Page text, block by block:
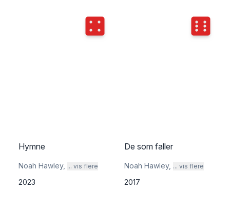
Terningkast
Hymne
Noah Hawley, ... vis flere
2023
De som faller
Noah Hawley, ... vis flere
2017